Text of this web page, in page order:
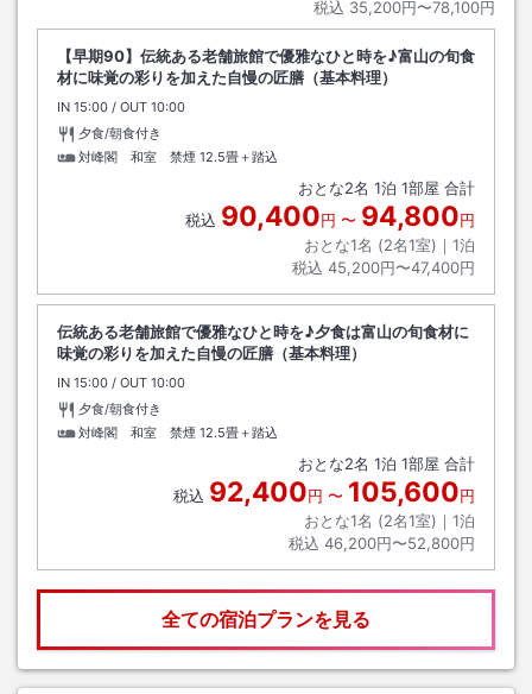
税込 35,200円〜78,100円
【早期90】伝統ある老舗旅館で優雅なひと時を♪富山の旬食
材に味覚の彩りを加えた自慢の匠膳（基本料理）
IN チェックイン
15:00 / OUT チェックアウト
10:00
夕食/朝食付き
対峰閣 和室 禁煙 12.5畳＋踏込
おとな2名 1泊 1部屋 合計
税込 90,400円 〜 94,800円
おとな1名 (2名1室)｜ 1泊
税込 45,200円〜47,400円
伝統ある老舗旅館で優雅なひと時を♪夕食は富山の旬食材に
味覚の彩りを加えた自慢の匠膳（基本料理）
IN チェックイン
15:00 / OUT チェックアウト
10:00
夕食/朝食付き
対峰閣 和室 禁煙 12.5畳＋踏込
おとな2名 1泊 1部屋 合計
税込 92,400円 〜 105,600円
おとな1名 (2名1室)｜ 1泊
税込 46,200円〜52,800円
全ての宿泊プランを見る